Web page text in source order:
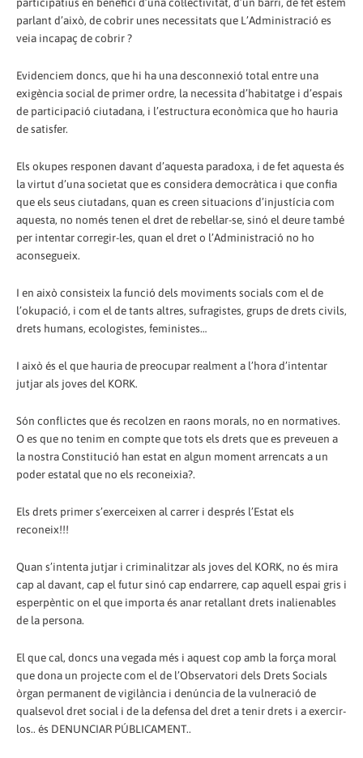
parlant d’això, de cobrir unes necessitats que L’Administració es
veia incapaç de cobrir ?
Evidenciem doncs, que hi ha una desconnexió total entre una
exigència social de primer ordre, la necessita d’habitatge i d’espais
de participació ciutadana, i l’estructura econòmica que ho hauria
de satisfer.
Els okupes responen davant d’aquesta paradoxa, i de fet aquesta és
la virtut d’una societat que es considera democràtica i que confia
que els seus ciutadans, quan es creen situacions d’injustícia com
aquesta, no només tenen el dret de rebel·lar-se, sinó el deure també
per intentar corregir-les, quan el dret o l’Administració no ho
aconsegueix.
I en això consisteix la funció dels moviments socials com el de
l’okupació, i com el de tants altres, sufragistes, grups de drets civils,
drets humans, ecologistes, feministes…
I això és el que hauria de preocupar realment a l’hora d’intentar
jutjar als joves del KORK.
Són conflictes que és recolzen en raons morals, no en normatives.
O es que no tenim en compte que tots els drets que es preveuen a
la nostra Constitució han estat en algun moment arrencats a un
poder estatal que no els reconeixia?.
Els drets primer s’exerceixen al carrer i després l’Estat els
reconeix!!!
Quan s’intenta jutjar i criminalitzar als joves del KORK, no és mira
cap al davant, cap el futur sinó cap endarrere, cap aquell espai gris i
esperpèntic on el que importa és anar retallant drets inalienables
de la persona.
El que cal, doncs una vegada més i aquest cop amb la força moral
que dona un projecte com el de l’Observatori dels Drets Socials
òrgan permanent de vigilància i denúncia de la vulneració de
qualsevol dret social i de la defensa del dret a tenir drets i a exercir-
los.. és DENUNCIAR PÚBLICAMENT..